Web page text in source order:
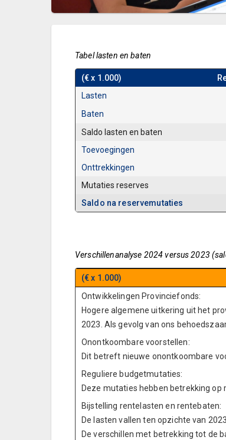
Tabel lasten en baten
(€ x 1.000)
Lasten
Baten
Saldo lasten en baten
Toevoegingen
Onttrekkingen
Mutaties reserves
Saldo na reservemutaties
Verschillenanalyse 2024 versus 2023
(€ x 1.000)
Ontwikkelingen Provinciefonds:
Hogere algemene uitkering uit het
2023. Als gevolg van ons
Onontkoombare voorstellen:
Dit betreft nieuwe onontkoombare
Reguliere budgetmutaties:
Deze mutaties hebben betrekking
Bijstelling rentelasten en rentebaten:
De lasten vallen ten opzichte van
De verschillen met betrekking tot de